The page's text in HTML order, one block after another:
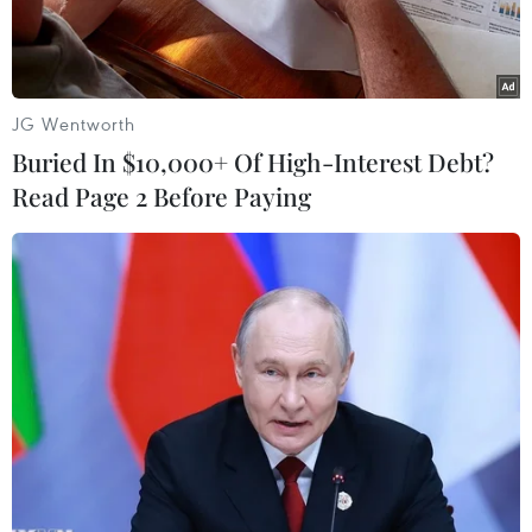
Bệnh viện Đa Khoa tỉnh Phú Yên nơi đặt Sở Chỉ huy tiền phương
phòng, chống dịch COVID-19 tỉnh Phú Yên. (Ảnh: Phạm
Cường/TTXVN)
Ngày 27/6, ông Phạm Đại Dương, Ủy viên Trung
ương Đảng, Bí thư Tỉnh ủy Phú Yên đã chủ trì
cuộc họp khẩn với Ban Chỉ đạo phòng, chống
JG Wentworth
Buried In $10,000+ Of High-Interest Debt?
Read Page 2 Before Paying